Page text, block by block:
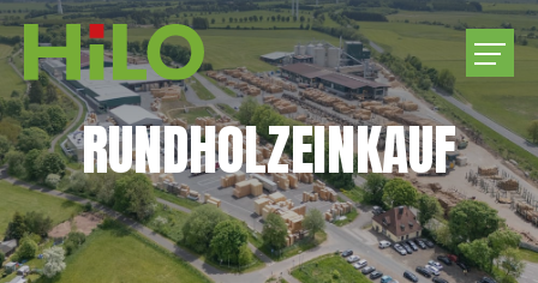
UNTERNEHMEN
PRODUKTE
RUNDHOLZEINKAUF
RUNDHOLZEINKAUF